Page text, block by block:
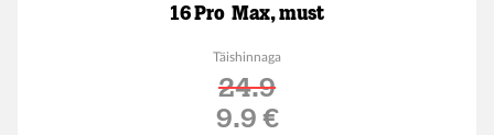
16 Pro Max, must
Täishinnaga
24.9
Soodushind
9.9 €